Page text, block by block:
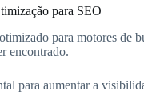
para SEO
para motores de
encontrado.
para aumentar a